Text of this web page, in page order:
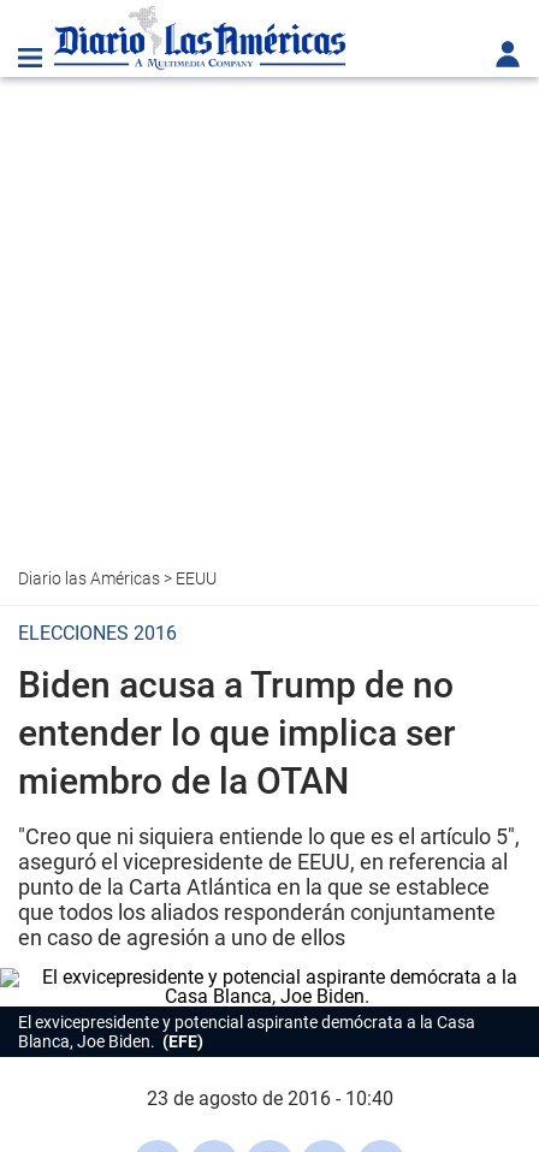
Diario las Américas> EEUU
ELECCIONES 2016
Biden acusa a Trump de no
entender lo que implica ser
miembro de la OTAN
"Creo que ni siquiera entiende lo que es el artículo 5",
aseguró el vicepresidente de EEUU, en referencia al
punto de la Carta Atlántica en la que se establece
que todos los aliados responderán conjuntamente
en caso de agresión a uno de ellos
El exvicepresidente y potencial aspirante demócrata a la Casa
Blanca, Joe Biden. (EFE)
23 de agosto de 2016 - 10:40